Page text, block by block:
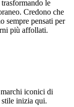
le
Credono che
sempre pensati per
più affollati.
iconici di
inizia qui.